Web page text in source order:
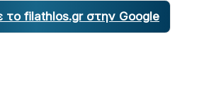
το filathlos.gr στην Google